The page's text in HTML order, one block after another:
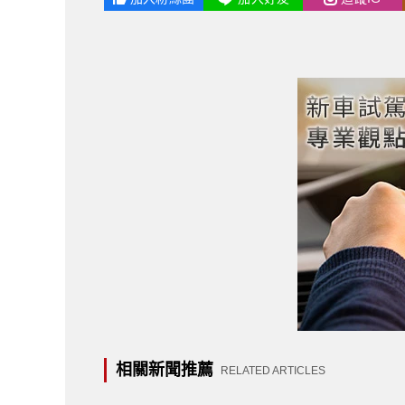
相關新聞推薦 RELATED ARTICLES